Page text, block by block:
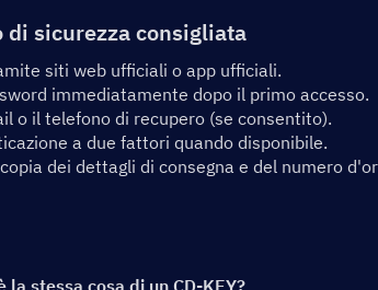
sicurezza consigliata
siti web ufficiali o app ufficiali.
immediatamente dopo il primo accesso.
o il telefono di recupero (se consentito).
a due fattori quando disponibile.
dei dettagli di consegna e del numero
la stessa cosa di un CD-KEY?